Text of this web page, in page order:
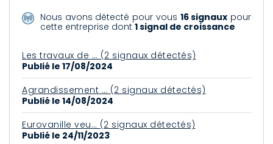
Nous avons détecté pour vous 16 signaux pour
cette entreprise dont1 signal de croissance
Les travaux de … (2 signaux détectés)
Publié le 17/08/2024
Agrandissement … (2 signaux détectés)
Publié le 14/08/2024
Eurovanille veu… (2 signaux détectés)
Publié le 24/11/2023